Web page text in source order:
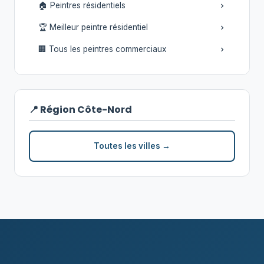
🏠 Peintres résidentiels
🏆 Meilleur peintre résidentiel
🏢 Tous les peintres commerciaux
📍 Région Côte-Nord
Toutes les villes →